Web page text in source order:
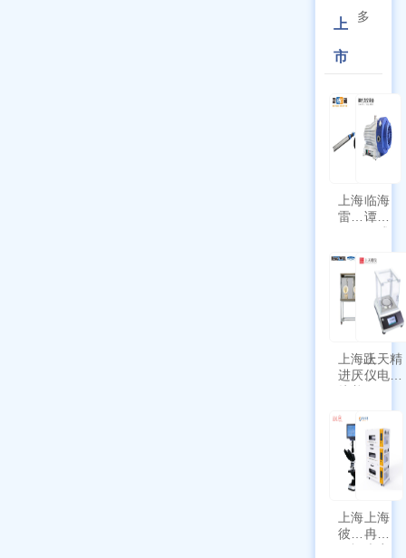
上
市
多
上海
雷磁
符合
新国
标带
功能
临海
谭氏
干式
泵
SPL-
10
上海跃
进厌氧
培养箱
III-T
上天精
仪电子
带审计
追踪功
能
上海
彼爱
姆视
上海
冉绘
大容